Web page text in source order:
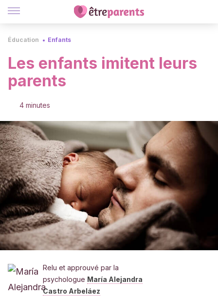
Éducation Enfants
Les enfants imitent leurs
parents
4 minutes
Relu et approuvé par la
psychologue María Alejandra
Castro Arbeláez